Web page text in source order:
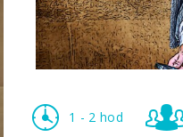
1 - 2 hod